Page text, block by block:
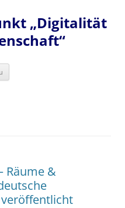
„Digitalität
Räume &